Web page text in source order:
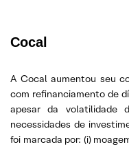
Cocal
A Cocal aumentou seu
com refinanciamento de
apesar da volatilidade
necessidades de
foi marcada por: (i)